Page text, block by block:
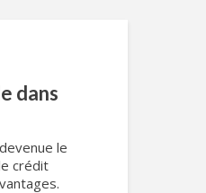
dans
le
crédit